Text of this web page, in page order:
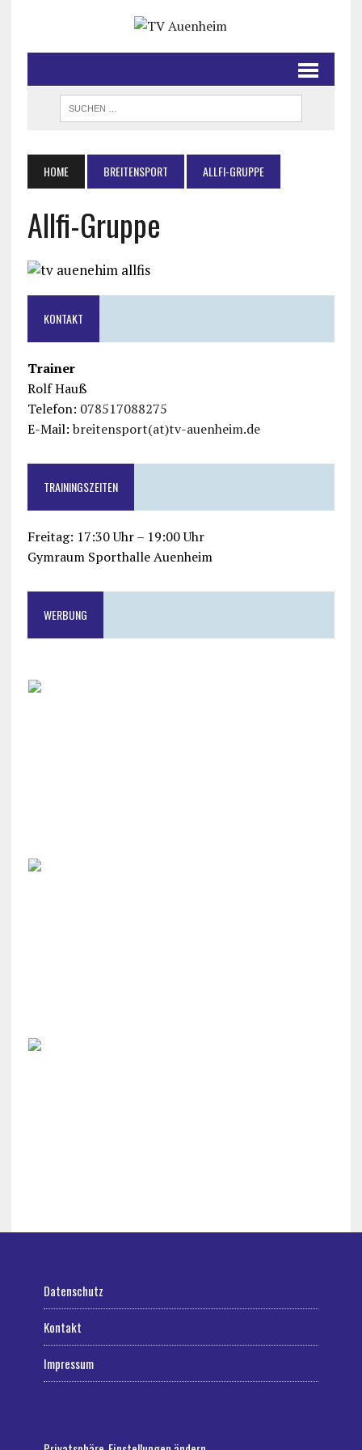
HOME BREITENSPORT ALLFI-GRUPPE
Allfi-Gruppe
KONTAKT
Trainer
Rolf Hauß
Telefon: 078517088275
E-Mail: breitensport(at)tv-auenheim.de
TRAININGSZEITEN
Freitag: 17:30 Uhr – 19:00 Uhr
Gymraum Sporthalle Auenheim
WERBUNG
Datenschutz
Kontakt
Impressum